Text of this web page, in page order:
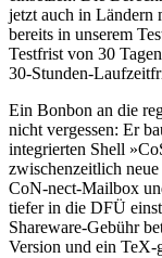
jetzt auch in Ländern
bereits in unserem
Testfrist von 30
30-Stunden-
Ein Bonbon an die
nicht vergessen: Er
integrierten Shell
zwischenzeitlich
CoN-nect-Mailbox
tiefer in die DFÜ
Shareware-Gebühr
Version und ein TeX-